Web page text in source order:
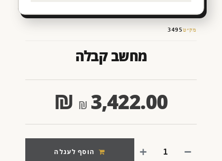
מק״ט3495
מחשב קבלה
3,422.00
₪
הוסף לעגלה